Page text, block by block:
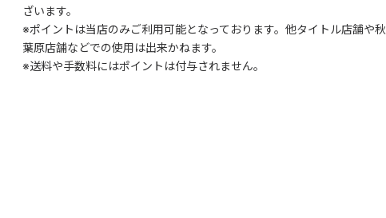
ざいます。
※ポイントは当店のみご利用可能となっております。他タイトル店舗や秋
葉原店舗などでの使用は出来かねます。
※送料や手数料にはポイントは付与されません。